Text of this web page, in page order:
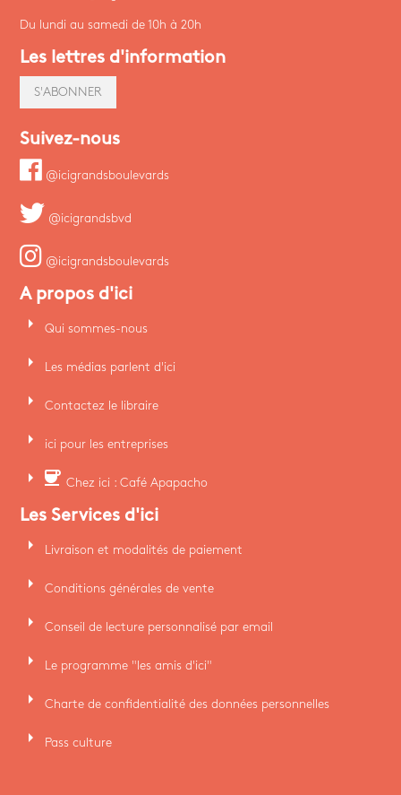
Du lundi au samedi de 10h à 20h
Les lettres d'information
S'ABONNER
Suivez-nous
@icigrandsboulevards
@icigrandsbvd
@icigrandsboulevards
A propos d'ici
arrow_right Qui sommes-nous
arrow_right Les médias parlent d'ici
arrow_right Contactez le libraire
arrow_right ici pour les entreprises
arrow_right coffee Chez ici : Café Apapacho
Les Services d'ici
arrow_right Livraison et modalités de paiement
arrow_right Conditions générales de vente
arrow_right Conseil de lecture personnalisé par email
arrow_right Le programme "les amis d'ici"
arrow_right Charte de confidentialité des données personnelles
arrow_right Pass culture